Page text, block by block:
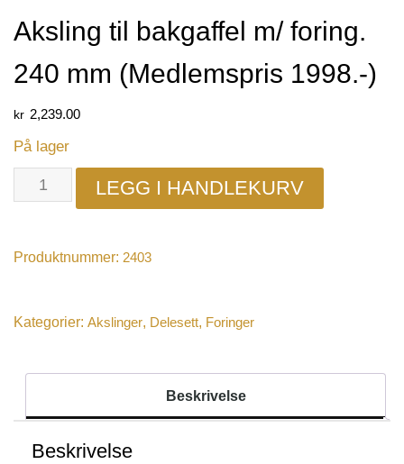
Aksling til bakgaffel m/ foring.
240 mm (Medlemspris 1998.-)
kr 2,239.00
På lager
LEGG I HANDLEKURV
Produktnummer: 2403
Kategorier: Akslinger, Delesett, Foringer
Beskrivelse
Beskrivelse